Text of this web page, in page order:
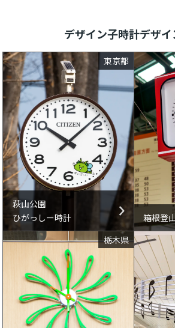
デザイン子時計デザイ
東京都
萩山公園
ひがっしー時計
箱根登
栃木県